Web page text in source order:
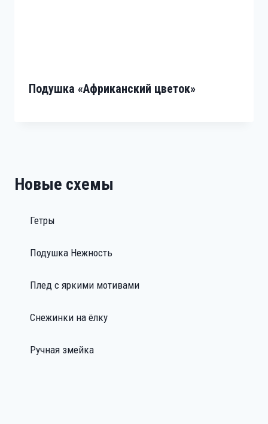
Подушка «Африканский цветок»
Новые схемы
Гетры
Подушка Нежность
Плед с яркими мотивами
Снежинки на ёлку
Ручная змейка